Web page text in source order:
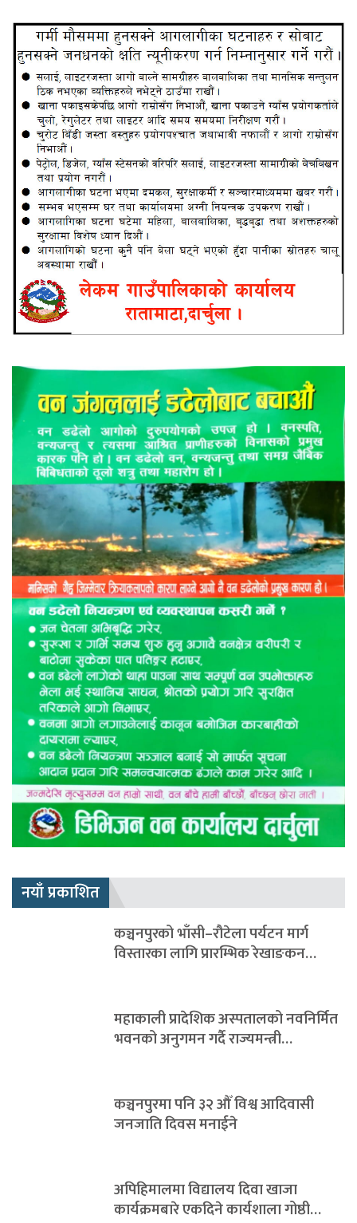
नयाँ प्रकाशित
कञ्चनपुरको भाँसी–रौटेला पर्यटन मार्ग
विस्तारका लागि प्रारम्भिक रेखाङकन…
महाकाली प्रादेशिक अस्पतालको नवनिर्मित
भवनको अनुगमन गर्दै राज्यमन्त्री…
कञ्चनपुरमा पनि ३२ औँ विश्व आदिवासी
जनजाति दिवस मनाईने
अपिहिमालमा विद्यालय दिवा खाजा
कार्यक्रमबारे एकदिने कार्यशाला गोष्ठी…